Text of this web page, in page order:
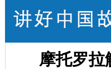
摩托罗拉